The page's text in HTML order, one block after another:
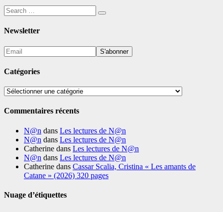
Search
for:
Search
Newsletter
Catégories
Catégories
Commentaires récents
N@n dans Les lectures de N@n
N@n dans Les lectures de N@n
Catherine dans Les lectures de N@n
N@n dans Les lectures de N@n
Catherine dans Cassar Scalia, Cristina « Les amants de
Catane » (2026) 320 pages
Nuage d’étiquettes